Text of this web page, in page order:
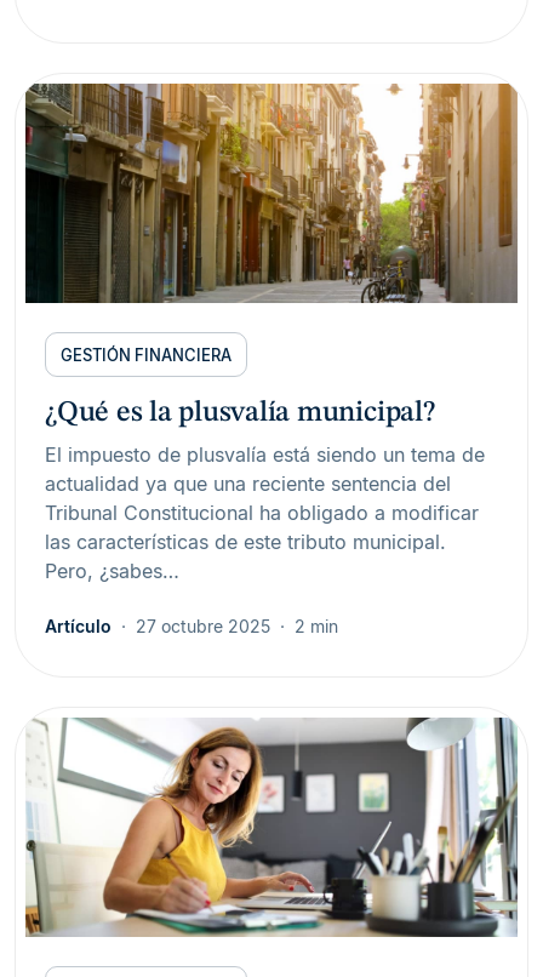
GESTIÓN FINANCIERA
¿Qué es la plusvalía municipal?
El impuesto de plusvalía está siendo un tema de
actualidad ya que una reciente sentencia del
Tribunal Constitucional ha obligado a modificar
las características de este tributo municipal.
Pero, ¿sabes…
Artículo 27 octubre 2025 2 min